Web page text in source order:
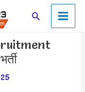
SearchMain
Menu